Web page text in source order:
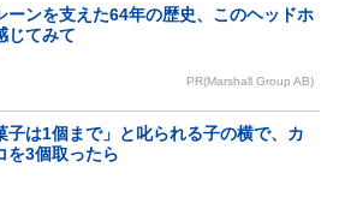
ーンを支えた64年の歴史、このヘッドホ
じてみて
PR(Marshall Group AB)
子は1個まで」と叱られる子の横で、カ
を3個取ったら